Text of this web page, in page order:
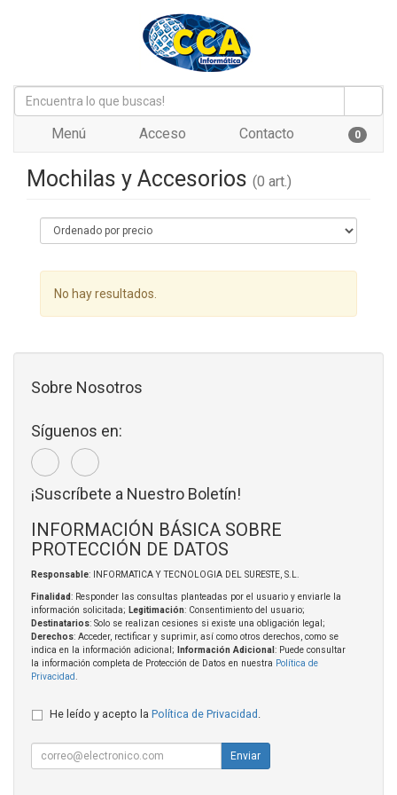
Menú Acceso Contacto 0
Mochilas y Accesorios (0 art.)
No hay resultados.
Sobre Nosotros
Síguenos en:
¡Suscríbete a Nuestro Boletín!
INFORMACIÓN BÁSICA SOBRE
PROTECCIÓN DE DATOS
Responsable: INFORMATICA Y TECNOLOGIA DEL SURESTE, S.L.
Finalidad: Responder las consultas planteadas por el usuario y enviarle la
información solicitada; Legitimación: Consentimiento del usuario;
Destinatarios: Solo se realizan cesiones si existe una obligación legal;
Derechos: Acceder, rectificar y suprimir, así como otros derechos, como se
indica en la información adicional;
Información Adicional : Puede consultar
la información completa de Protección de Datos en nuestra Política de
Privacidad
He leído y acepto la Política de Privacidad .
Enviar